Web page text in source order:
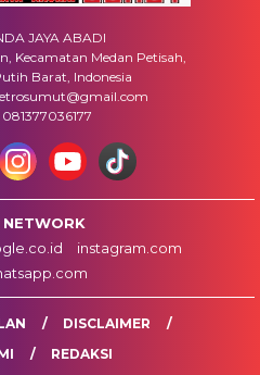
JAYA ABADI
Kecamatan Medan Petisah,
Barat, Indonesia
NETWORK
instagram.com
DISCLAIMER
REDAKSI